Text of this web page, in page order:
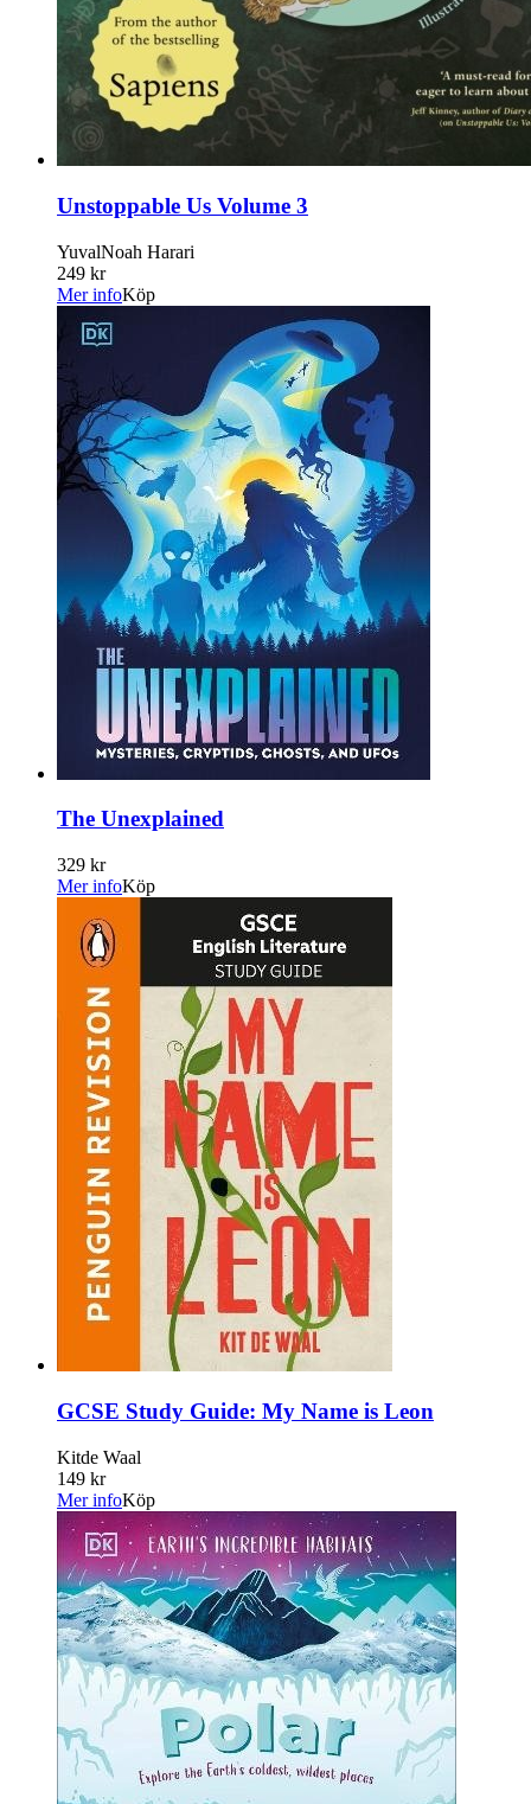
Unstoppable Us Volume 3
YuvalNoah Harari
249 kr
Mer infoKöp
The Unexplained
329 kr
Mer infoKöp
GCSE Study Guide: My Name is Leon
Kitde Waal
149 kr
Mer infoKöp